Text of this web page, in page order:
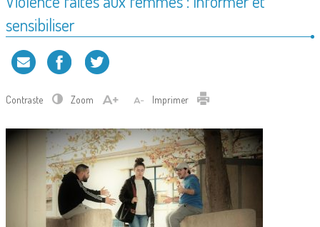
sensibiliser
Contraste Zoom Imprimer